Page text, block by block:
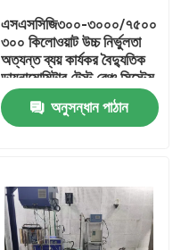
এসএসসিজি৩০০-৩০০০/৭৫০০
৩০০ কিলোওয়াট উচ্চ নির্ভুলতা
অত্যন্ত ব্যয় কার্যকর বৈদ্যুতিক
ডায়নামোমিটার টেস্ট বেঞ্চ সিস্টেম
ইভি মোটর পারফরম্যান্স পরীক্ষা
করার জন্য অনুসন্ধান পাঠান